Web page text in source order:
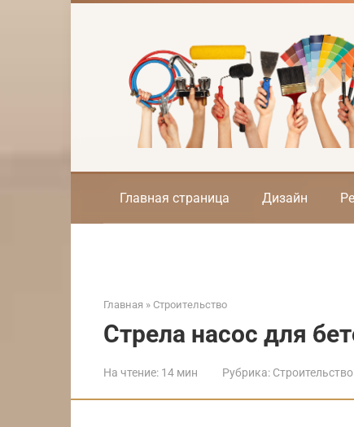
Главная страница Дизайн
Главная » Строительство
Стрела насос для
На чтение: 14 мин Рубрика: Строительство